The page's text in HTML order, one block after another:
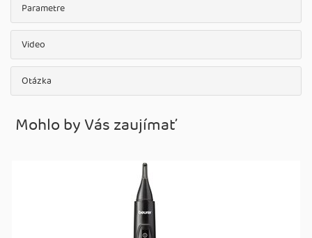
Parametre
Video
Otázka
Mohlo by Vás zaujímať